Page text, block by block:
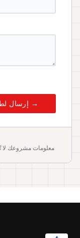
إرسال لطلب المخططات والعرض الأساسي →
معلومات مشروعك لا